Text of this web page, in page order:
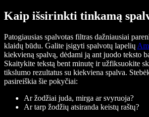
Kaip išsirinkti tinkamą
Patogiausias spalvotas filtras dažniausiai
klaidų būdu. Galite įsigyti spalvotų lapelių
kiekvieną spalvą, dėdami ją ant juodo teksto
Skaitykite tekstą bent minutę ir užfiksuokite
tikslumo rezultatus su kiekviena spalva.
pasireiškia šie pokyčiai:
Ar žodžiai juda, mirga ar svyruoja?
Ar tarp žodžių atsiranda keistų raštų?